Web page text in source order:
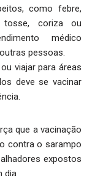
como febre,
tosse, coriza ou
médico
pessoas.
viajar para áreas
deve se vacinar
que a vacinação
contra o sarampo
expostos
dia.